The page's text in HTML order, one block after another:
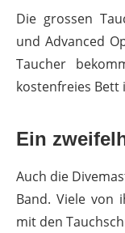
Die grossen
und Advanced
Taucher
kostenfreies Bett
Ein
Auch die
Band. Viele von
mit den